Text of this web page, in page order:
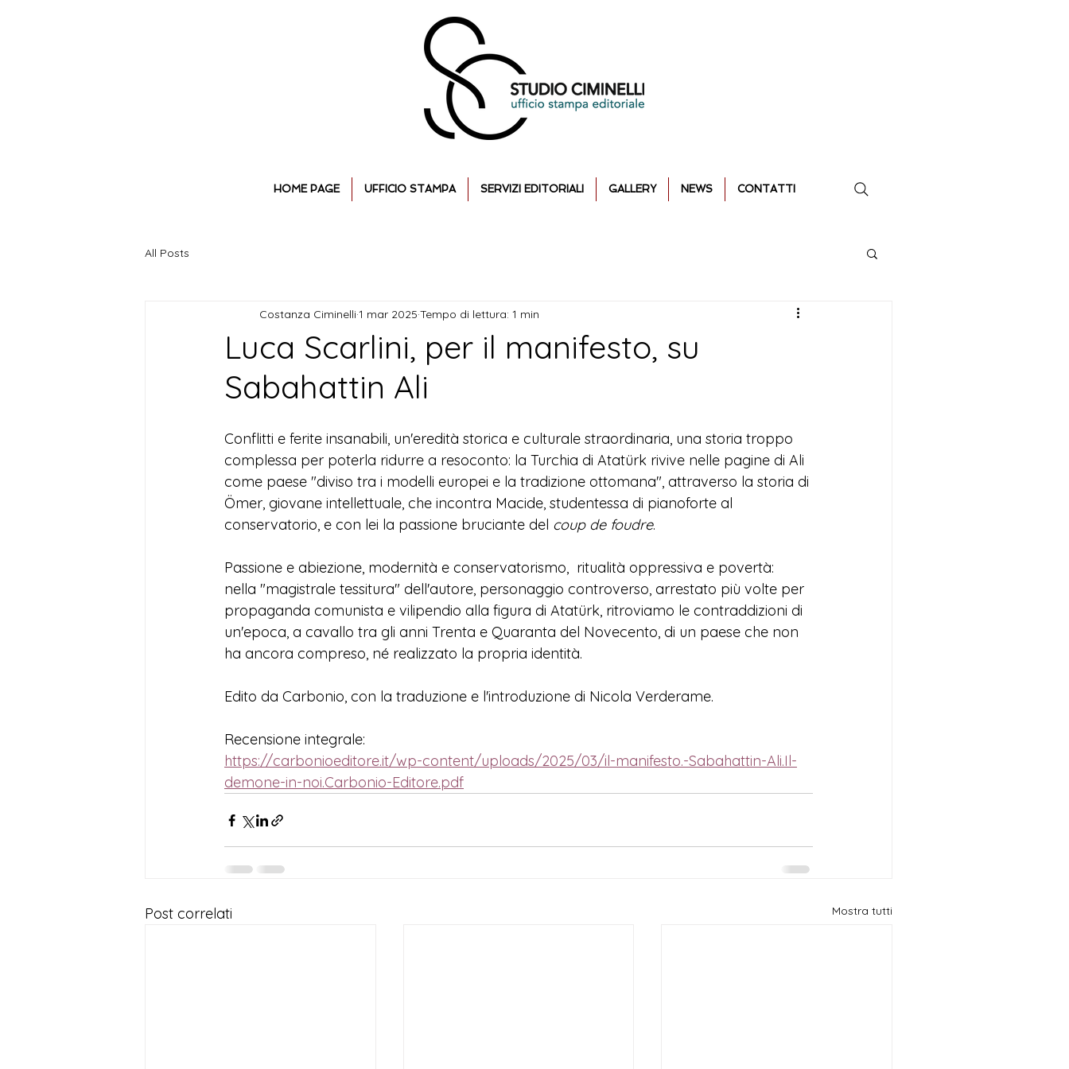
HOME PAGE UFFICIO STAMPA SERVIZI EDITORIALI GALLERY NEWS CONTATTI
All Posts
Luca Scarlini, per il manifesto, su
Sabahattin Ali
Costanza Ciminelli 1 mar 2025 Tempo di lettura: 1 min
Conflitti e ferite insanabili, un'eredità storica e culturale straordinaria, una storia troppo
complessa per poterla ridurre a resoconto: la Turchia di Atatürk rivive nelle pagine di Ali
come paese "diviso tra i modelli europei e la tradizione ottomana", attraverso la storia di
Ömer, giovane intellettuale, che incontra Macide, studentessa di pianoforte al
conservatorio, e con lei la passione bruciante del coup de foudre.
Passione e abiezione, modernità e conservatorismo, ritualità oppressiva e povertà:
nella "magistrale tessitura" dell'autore, personaggio controverso, arrestato più volte per
propaganda comunista e vilipendio alla figura di Atatürk, ritroviamo le contraddizioni di
un'epoca, a cavallo tra gli anni Trenta e Quaranta del Novecento, di un paese che non
ha ancora compreso, né realizzato la propria identità.
Edito da Carbonio, con la traduzione e l'introduzione di Nicola Verderame.
Recensione integrale:
https://carbonioeditore.it/wp-content/uploads/2025/03/il-manifesto.-Sabahattin-Ali.Il-
demone-in-noi.Carbonio-Editore.pdf
Post correlati Mostra tutti